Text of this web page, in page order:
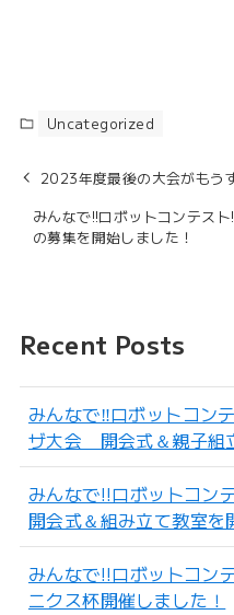
Uncategorized
2023年度最後の大会がもう
みんなで!!ロボットコンテス
の募集を開始しました！
Recent Posts
みんなで‼︎ロボットコン
ザ大会 開会式＆親子組
みんなで!!ロボットコン
開会式＆組み立て教室を
みんなで!!ロボットコン
ニクス杯開催しました！